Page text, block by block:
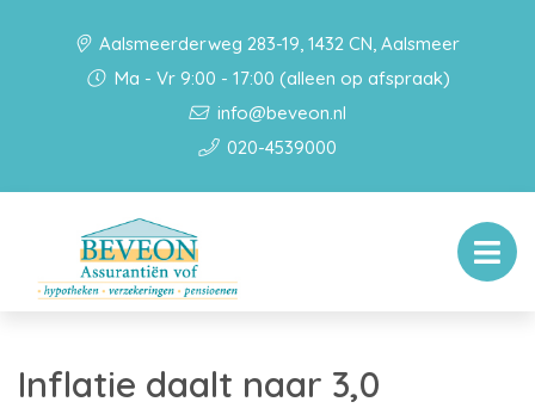
Aalsmeerderweg 283-19, 1432 CN, Aalsmeer
Ma - Vr 9:00 - 17:00 (alleen op afspraak)
info@beveon.nl
020-4539000
Inflatie daalt naar 3,0